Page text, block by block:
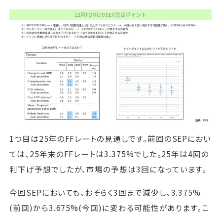
1つ目は25年のFFレートの見通しです。前回のSEPにおい
ては、25年末のFFレートは3.375%でした。25年は4回の
利下げ予想でしたが、市場の予想は3回になっています。
今回SEPにおいても、おそらく3回まで減少し、3.375%
(前回)から3.675%(今回)に変わる可能性があります。こ